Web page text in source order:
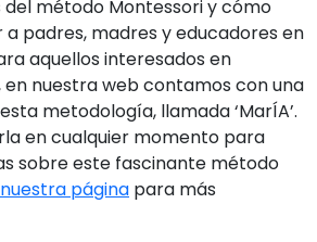
método Montessori y cómo
padres, madres y educadores en
aquellos interesados en
en nuestra web contamos con una
metodología, llamada ‘MarÍA’.
en cualquier momento para
sobre este fascinante método
página para más